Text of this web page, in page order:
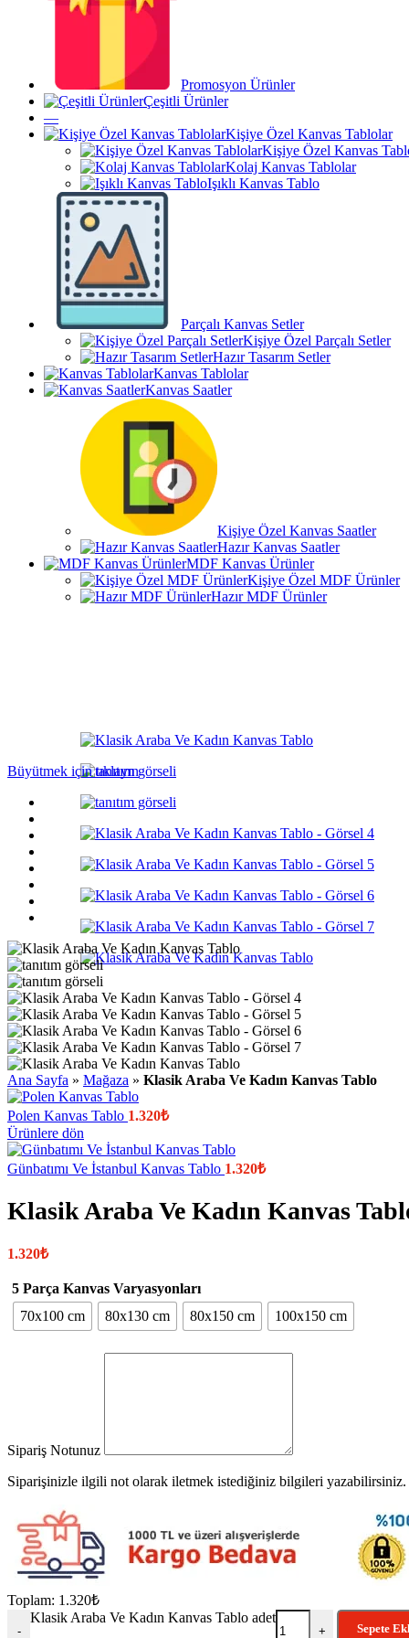
Promosyon Ürünler
Çeşitli Ürünler
—
Kişiye Özel Kanvas Tablolar
Kişiye Özel Kanvas
Kolaj Kanvas Tablolar
Işıklı Kanvas Tablo
Parçalı Kanvas Setler
Kişiye Özel Parçalı Setler
Hazır Tasarım Setler
Kanvas Tablolar
Kanvas Saatler
Kişiye Özel Kanvas Saatler
Hazır Kanvas Saatler
MDF Kanvas Ürünler
Kişiye Özel MDF Ürünler
Hazır MDF Ürünler
Büyütmek için tıklayın
Ana Sayfa » Mağaza » Klasik Araba Ve Kadın Kanvas Tablo
Polen Kanvas Tablo 1.320₺
Ürünlere dön
Günbatımı Ve İstanbul Kanvas Tablo 1.320₺
Klasik Araba Ve Kadın Kanvas
1.320₺
5 Parça Kanvas Varyasyonları
70x100 cm
80x130 cm 80x150 cm 100x150 cm
Sipariş Notunuz
Siparişinizle ilgili not olarak iletmek istediğiniz bilgileri yazabilirsiniz.
Toplam: 1.320₺
-
Klasik Araba Ve Kadın Kanvas Tablo adet
+ Sepete